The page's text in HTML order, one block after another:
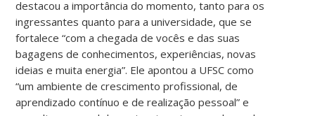
destacou a importância do momento, tanto para os
ingressantes quanto para a universidade, que se
fortalece “com a chegada de vocês e das suas
bagagens de conhecimentos, experiências, novas
ideias e muita energia”. Ele apontou a UFSC como
“um ambiente de crescimento profissional, de
aprendizado contínuo e de realização pessoal” e